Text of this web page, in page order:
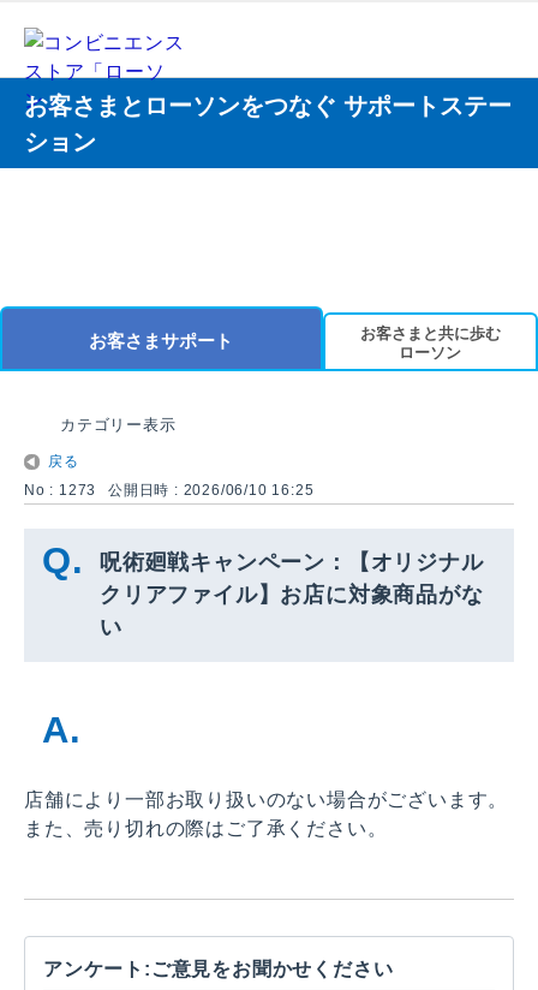
お客さまとローソンをつなぐ サポートステー
ション
お客さまサポート
お客さまと共に歩む
ローソン
カテゴリー表示
戻る
No : 1273
公開日時 : 2026/06/10 16:25
呪術廻戦キャンペーン：【オリジナル
クリアファイル】お店に対象商品がな
い
店舗により一部お取り扱いのない場合がございます。
また、売り切れの際はご了承ください。
アンケート:ご意見をお聞かせください